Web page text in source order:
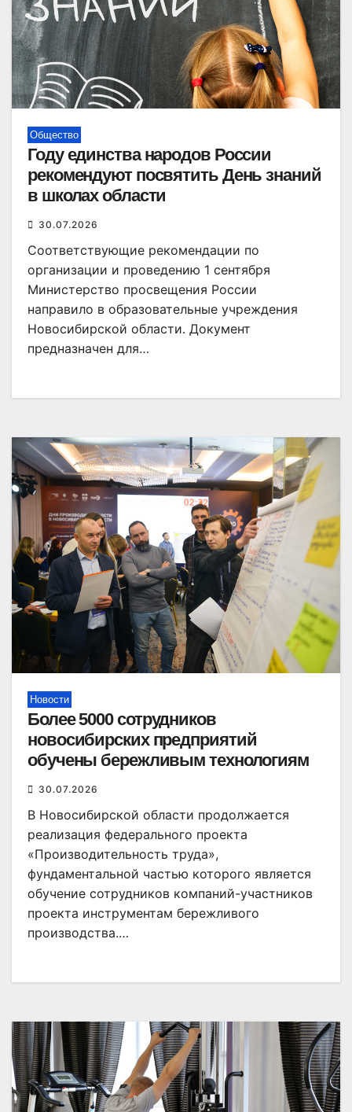
Общество
Году единства народов России
рекомендуют посвятить День знаний
в школах области
30.07.2026
Соответствующие рекомендации по
организации и проведению 1 сентября
Министерство просвещения России
направило в образовательные учреждения
Новосибирской области. Документ
предназначен для…
Новости
Более 5000 сотрудников
новосибирских предприятий
обучены бережливым технологиям
30.07.2026
В Новосибирской области продолжается
реализация федерального проекта
«Производительность труда»,
фундаментальной частью которого является
обучение сотрудников компаний-участников
проекта инструментам бережливого
производства.…